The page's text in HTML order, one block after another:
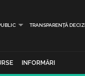
TRANSPARENȚĂ
INFORMĂRI